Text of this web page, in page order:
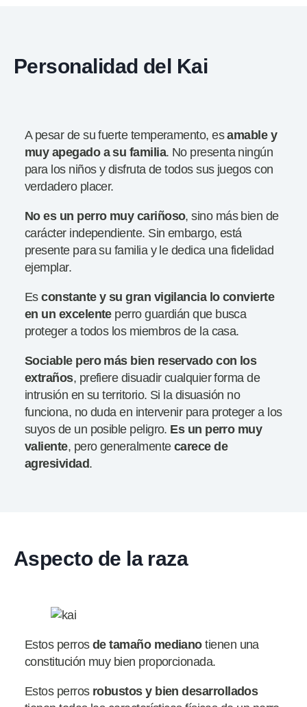
Personalidad del Kai
A pesar de su fuerte temperamento, esamable y
muy apegado a su familia. No presenta ningún
para los niños y disfruta de todos sus juegos con
verdadero placer.
No es un perro muy cariñoso, sino más bien de
carácter independiente. Sin embargo, está
presente para su familia y le dedica una fidelidad
ejemplar.
Esconstante y su gran vigilancia lo convierte
en un excelenteperro guardián que busca
proteger a todos los miembros de la casa.
Sociable pero más bien reservado con los
extraños, prefiere disuadir cualquier forma de
intrusión en su territorio. Si la disuasión no
funciona, no duda en intervenir para proteger a los
suyos de un posible peligro. Es un perro muy
valiente, pero generalmente carece de
agresividad.
Aspecto de la raza
Estos perros de tamaño medianotienen una
constitución muy bien proporcionada.
Estos perros robustos y bien desarrollados